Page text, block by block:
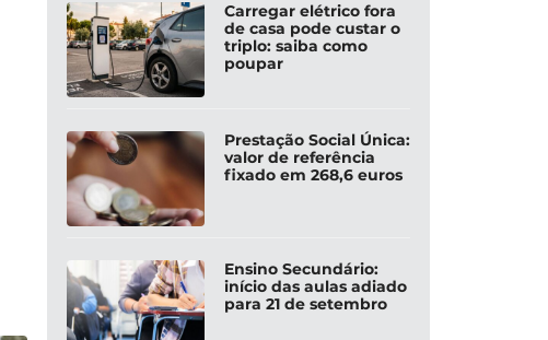
Carregar elétrico fora
de casa pode custar o
triplo: saiba como
poupar
Prestação Social Única:
valor de referência
fixado em 268,6 euros
Ensino Secundário:
início das aulas adiado
para 21 de setembro